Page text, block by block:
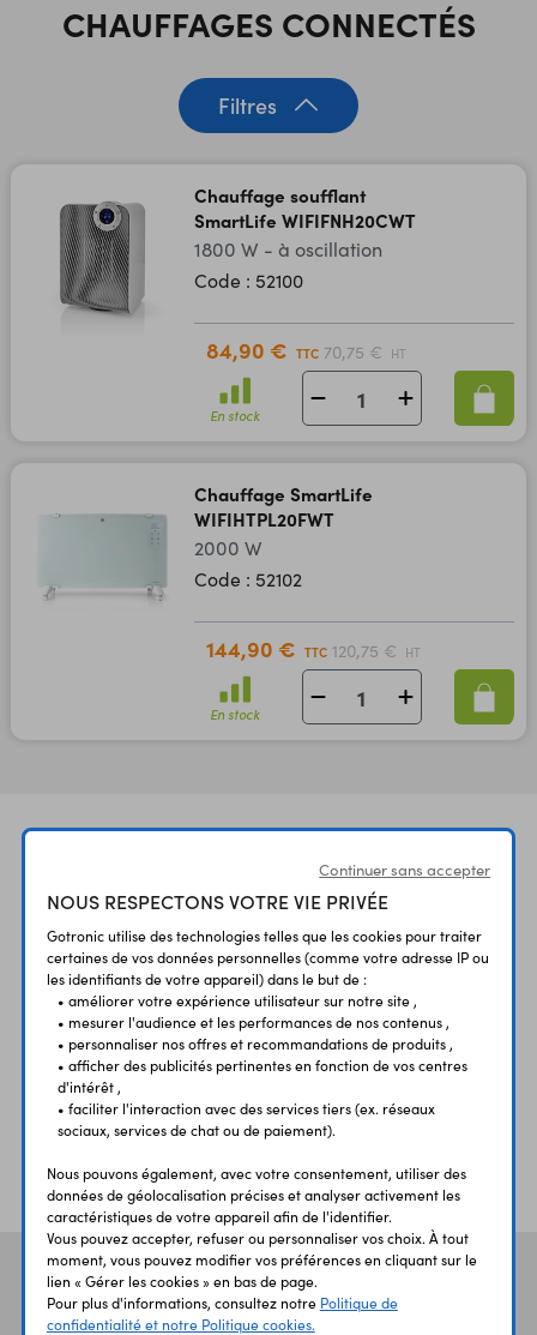
CHAUFFAGES CONNECTÉS
Filtres
Chauffage soufflant
SmartLife WIFIFNH20CWT
1800 W - à oscillation
Code : 52100
84,90 € TTC 70,75 € HT
En stock
Chauffage SmartLife
WIFIHTPL20FWT
2000 W
Code : 52102
144,90 € TTC 120,75 € HT
En stock
UNE QUESTION?
UN CONSEIL?
PAIEMENT
SÉCURISÉ
LIVRAISON
SCOLAIRES
D’EXPERIENCE
Vos aviset témoignages
Continuer sans accepter
NOUS RESPECTONS VOTRE VIE PRIVÉE
Gotronic utilise des technologies telles que les cookies pour traiter
certaines de vos données personnelles (comme votre adresse IP ou
les identifiants de votre appareil) dans le but de :
• améliorer votre expérience utilisateur sur notre site ,
• mesurer l'audience et les performances de nos contenus ,
• personnaliser nos offres et recommandations de produits ,
• afficher des publicités pertinentes en fonction de vos centres
d'intérêt ,
• faciliter l'interaction avec des services tiers (ex. réseaux
sociaux, services de chat ou de paiement).
Nous pouvons également, avec votre consentement, utiliser des
données de géolocalisation précises et analyser activement les
caractéristiques de votre appareil afin de l'identifier.
Vous pouvez accepter, refuser ou personnaliser vos choix. À tout
moment, vous pouvez modifier vos préférences en cliquant sur le
lien « Gérer les cookies » en bas de page.
Pour plus d'informations, consultez notre Politique de
confidentialité et notre Politique cookies.